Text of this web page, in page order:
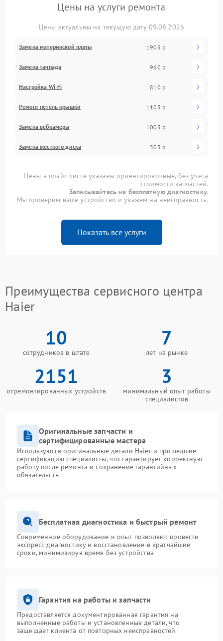
Цены на услуги ремонта
Цены актуальны на текущую дату 09.08.2026
Замена материнской платы 1905 р
Замена тачпада 960 р
Настройка Wi-Fi 810 р
Ремонт петель крышки 1105 р
Замена вебкамеры 1005 р
Замена жесткого диска 505 р
Цены в прайс-листе указаны ориентировочные, без учета
стоимости запчастей.
Записывайтесь на бесплатную диагностику.
Мы проверим ваше устройство и укажем на неисправность.
Показать все услуги
Преимущества сервисного центра
Haier
10
сотрудников в штате
7
лет на рынке
2151
отремонтированных устройств
3
минимальный опыт работы
специалистов
Оригинальные запчасти и
сертифицированные мастера
Используются оригинальные детали Haier и прошедшие
сертификацию специалисты, что гарантирует корректную
работу после ремонта и сохранение гарантийных
обязательств
Бесплатная диагностика и быстрый ремонт
Современное оборудование и опыт позволяют провести
экспресс-диагностику и восстановление в кратчайшие
сроки, минимизируя время без устройства
Гарантия на работы и запчасти
Предоставляется документированная гарантия на
выполненные работы и установленные детали, что
защищает клиента от повторных неисправностей